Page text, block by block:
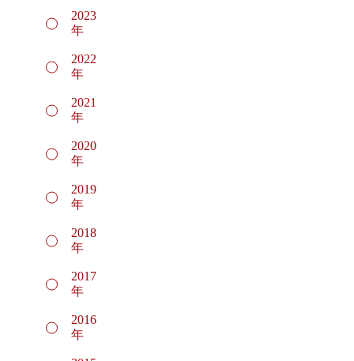
2023
年
2022
年
2021
年
2020
年
2019
年
2018
年
2017
年
2016
年